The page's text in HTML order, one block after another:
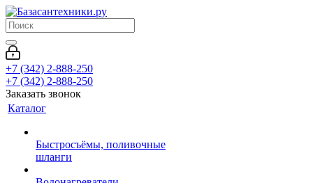
+7 (342) 2-888-250
+7 (342) 2-888-250
Заказать звонок
Каталог
Быстросъёмы, поливочные
шланги